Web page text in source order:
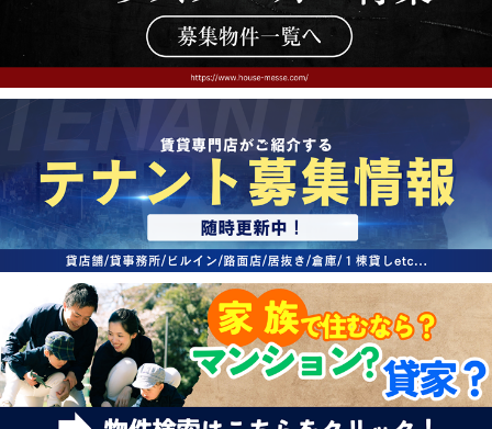
ペット相談OKの賃貸！
ハウスメーカー施工特集！
路線·駅から探す
IT重説について
スタッフ紹介
賃貸管理の北白川店
店舗情報·アクセス